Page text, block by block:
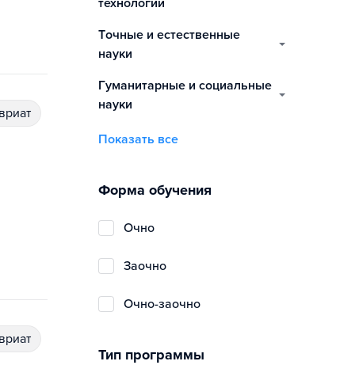
технологии
точные и естественные
науки
гуманитарные и социальные
науки
Показать все
Форма обучения
очно
заочно
очно-заочно
Тип программы